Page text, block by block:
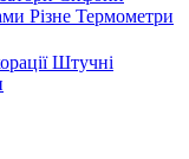
Різне Термометри
Штучні